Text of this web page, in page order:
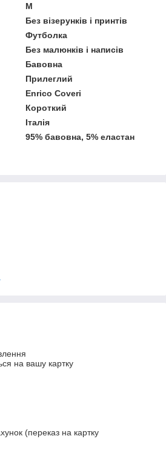
M
Без візерунків і принтів
Футболка
Без малюнків і написів
Бавовна
Прилеглий
Enrico Coveri
Короткий
Італія
95% бавовна, 5% еластан
на вашу картку
(переказ на картку